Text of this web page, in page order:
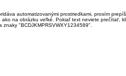
automatizovanými prostriedkami, prosím
na obrázku veľké. Pokiaľ text neviete prečítať,
"BCDJKMPRSVWXY1234589".